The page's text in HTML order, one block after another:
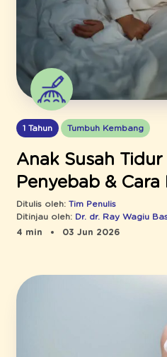
1 Tahun Tumbuh Kembang
Anak Susah Tidur
Penyebab & Cara
Ditulis oleh: Tim Penulis
Ditinjau oleh: Dr. dr. Ray Wagiu
4 min
03 Jun 2026